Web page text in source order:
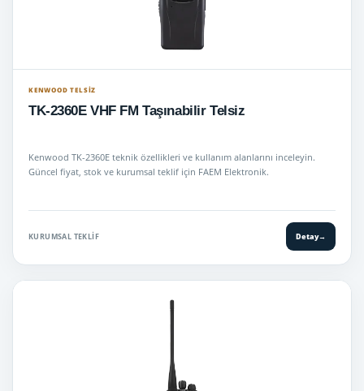
KENWOOD TELSIZ
TK-2360E VHF FM Taşınabilir Telsiz
Kenwood TK-2360E teknik özellikleri ve kullanım alanlarını inceleyin.
Güncel fiyat, stok ve kurumsal teklif için FAEM Elektronik.
KURUMSAL TEKLIF Detay→